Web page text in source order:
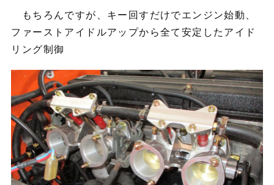
もちろんですが、キー回すだけでエンジン始動、
ファーストアイドルアップから全て安定したアイド
リング制御